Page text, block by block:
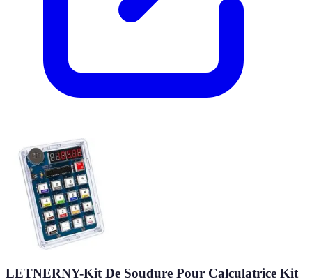
LETNERNY-Kit De Soudure Pour Calculatrice Kit